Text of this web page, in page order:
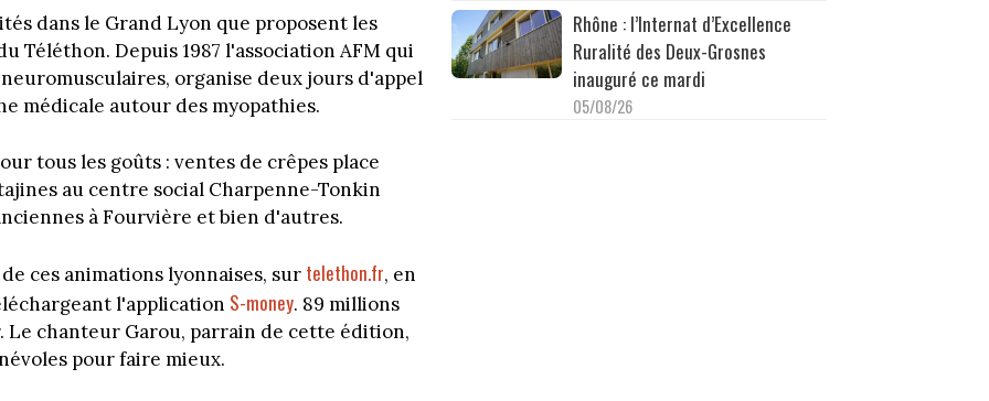
dans le Grand Lyon que proposent les
Téléthon. Depuis 1987 l'association AFM qui
organise deux jours d'appel
médicale autour des myopathies.
tous les goûts : ventes de crêpes place
au centre social Charpenne-Tonkin
à Fourvière et bien d'autres.
ces animations lyonnaises, sur telethon.fr, en
l'application S-money. 89 millions
chanteur Garou, parrain de cette édition,
pour faire mieux.
Rhône : l’Internat d’Excellence
Ruralité des Deux-Grosnes
inauguré ce mardi
05/08/26